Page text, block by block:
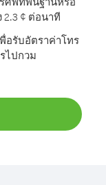
2.3 ¢ ต่อนาที
อรับอัตราค่าโทร
ไปกวม